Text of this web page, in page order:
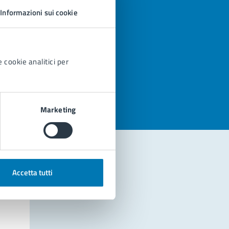
Informazioni sui cookie
cookie analitici per
Marketing
Accetta tutti